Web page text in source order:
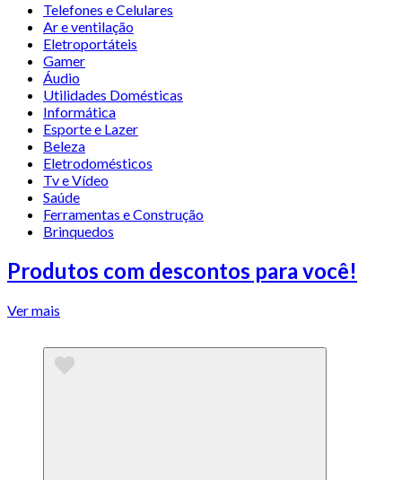
Telefones e Celulares
Ar e ventilação
Eletroportáteis
Gamer
Áudio
Utilidades Domésticas
Informática
Esporte e Lazer
Beleza
Eletrodomésticos
Tv e Vídeo
Saúde
Ferramentas e Construção
Brinquedos
Produtos com descontos para você!
Ver mais